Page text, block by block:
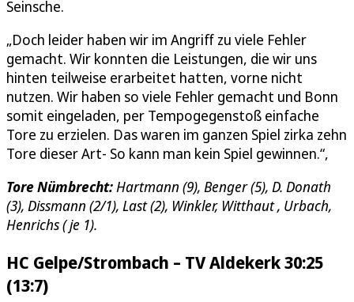
Seinsche.
„Doch leider haben wir im Angriff zu viele Fehler
gemacht. Wir konnten die Leistungen, die wir uns
hinten teilweise erarbeitet hatten, vorne nicht
nutzen. Wir haben so viele Fehler gemacht und Bonn
somit eingeladen, per Tempogegenstoß einfache
Tore zu erzielen. Das waren im ganzen Spiel zirka zehn
Tore dieser Art- So kann man kein Spiel gewinnen.“,
Tore Nümbrecht: Hartmann (9), Benger (5), D. Donath
(3), Dissmann (2/1), Last (2), Winkler, Witthaut , Urbach,
Henrichs ( je 1).
HC Gelpe/Strombach – TV Aldekerk 30:25
(13:7)